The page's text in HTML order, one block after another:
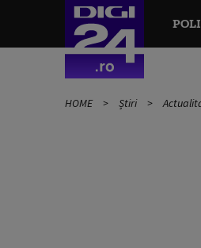
HOME Știri